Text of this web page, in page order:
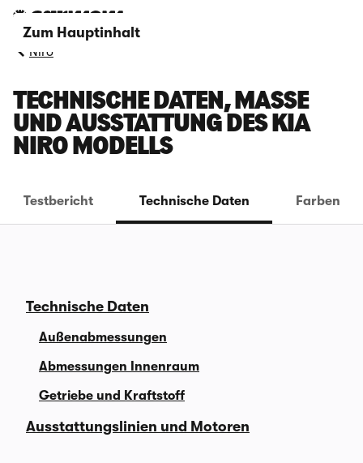
Zum Hauptinhalt
Niro
TECHNISCHE DATEN, MASSE U
ND AUSSTATTUNG DES KIA N
IRO MODELLS
Testbericht Technische Daten Farben
Technische Daten
Außenabmessungen
Abmessungen Innenraum
Getriebe und Kraftstoff
Ausstattungslinien und Motoren